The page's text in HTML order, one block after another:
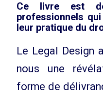
Ce livre est
professionnels
leur pratique du
Le Legal Design
nous une
forme de